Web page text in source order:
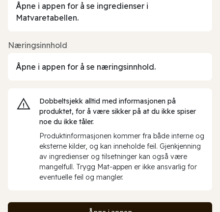
Åpne i appen for å se ingredienser i
Matvaretabellen.
Næringsinnhold
Åpne i appen for å se næringsinnhold.
Dobbeltsjekk alltid med informasjonen på
produktet, for å være sikker på at du ikke spiser
noe du ikke tåler.
Produktinformasjonen kommer fra både interne og
eksterne kilder, og kan inneholde feil. Gjenkjenning
av ingredienser og tilsetninger kan også være
mangelfull. Trygg Mat-appen er ikke ansvarlig for
eventuelle feil og mangler.